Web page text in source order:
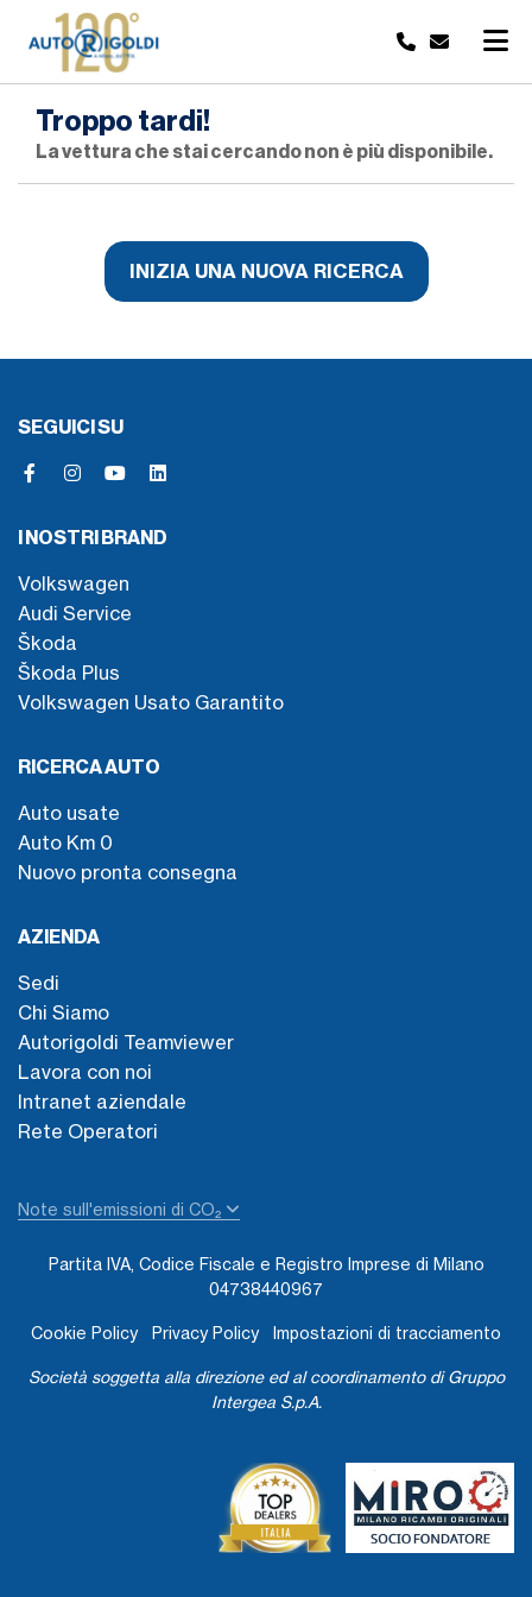
Troppo tardi!
La vettura che stai cercando non è più disponibile.
INIZIA UNA NUOVA RICERCA
SEGUICI SU
I NOSTRI BRAND
Volkswagen
Audi Service
Škoda
Škoda Plus
Volkswagen Usato Garantito
RICERCA AUTO
Auto usate
Auto Km 0
Nuovo pronta consegna
AZIENDA
Sedi
Chi Siamo
Autorigoldi Teamviewer
Lavora con noi
Intranet aziendale
Rete Operatori
Note sull'emissioni di CO₂
Partita IVA, Codice Fiscale e Registro Imprese di Milano
04738440967
Cookie Policy Privacy Policy Impostazioni di tracciamento
Società soggetta alla direzione ed al coordinamento di Gruppo
Intergea S.p.A.